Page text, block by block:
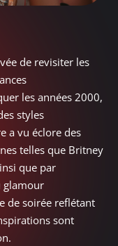
de revisiter les
les années 2000,
styles
a vu éclore des
telles que Britney
que par
glamour
de soirée reflétant
sont